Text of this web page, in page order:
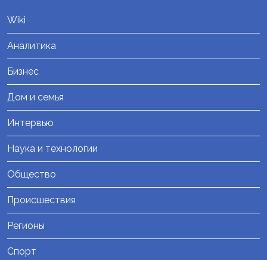
Wiki
Аналитика
Бизнес
Дом и семья
Интервью
Наука и технологии
Общество
Происшествия
Регионы
Спорт